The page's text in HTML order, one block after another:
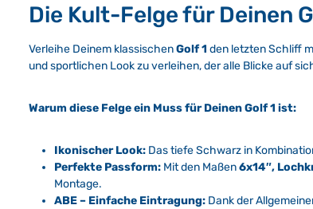
Die Kult-Felge für Deinen
Verleihe Deinem klassischenGolf 1 den letzten Schliff
und sportlichen Look zu verleihen, der alle Blicke auf
Warum diese Felge ein Muss für Deinen Golf 1 ist:
Ikonischer Look: Das tiefe Schwarz in
Perfekte Passform: Mit den Maßen6x14″,
Montage.
ABE – Einfache Eintragung: Dank der